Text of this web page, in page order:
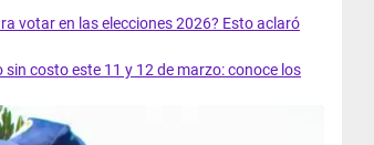
votar en las elecciones 2026? Esto aclaró
costo este 11 y 12 de marzo: conoce los